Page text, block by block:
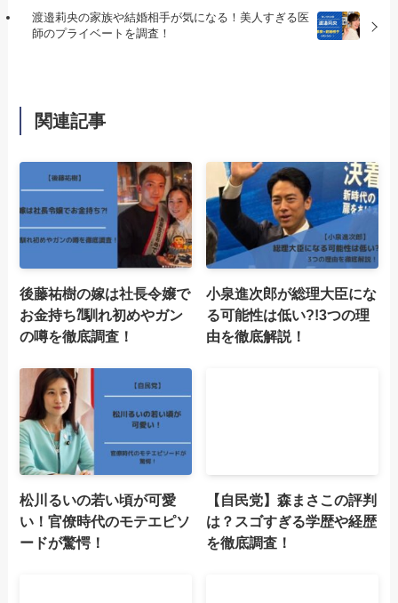
渡邉莉央の家族や結婚相手が気になる！美人すぎる医
師のプライベートを調査！
関連記事
後藤祐樹の嫁は社長令嬢で
お金持ち⁈馴れ初めやガン
の噂を徹底調査！
小泉進次郎が総理大臣にな
る可能性は低い?!3つの理
由を徹底解説！
松川るいの若い頃が可愛
い！官僚時代のモテエピソ
ードが驚愕！
【自民党】森まさこの評判
は？スゴすぎる学歴や経歴
を徹底調査！